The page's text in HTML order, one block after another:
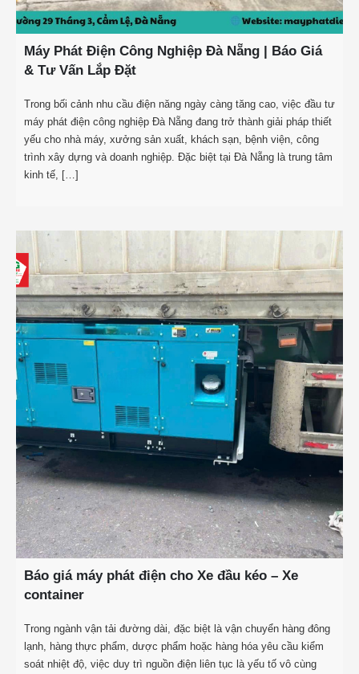
Máy Phát Điện Công Nghiệp Đà Nẵng | Báo Giá
& Tư Vấn Lắp Đặt
Trong bối cảnh nhu cầu điện năng ngày càng tăng cao, việc đầu tư
máy phát điện công nghiệp Đà Nẵng đang trở thành giải pháp thiết
yếu cho nhà máy, xưởng sản xuất, khách sạn, bệnh viện, công
trình xây dựng và doanh nghiệp. Đặc biệt tại Đà Nẵng là trung tâm
kinh tế, […]
Báo giá máy phát điện cho Xe đầu kéo – Xe
container
Trong ngành vận tải đường dài, đặc biệt là vận chuyển hàng đông
lạnh, hàng thực phẩm, dược phẩm hoặc hàng hóa yêu cầu kiểm
soát nhiệt độ, việc duy trì nguồn điện liên tục là yếu tố vô cùng